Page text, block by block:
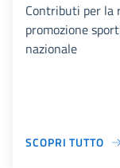
Contributi per la
promozione
nazionale
SCOPRI TUTTO